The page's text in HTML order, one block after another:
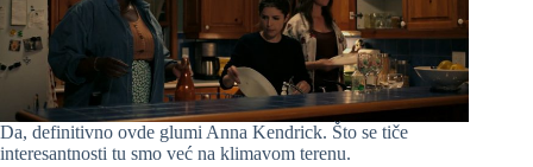
Da, definitivno ovde glumi Anna Kendrick. Što se tiče
interesantnosti tu smo već na klimavom terenu.